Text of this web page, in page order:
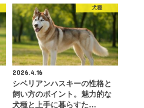
犬種
2026.4.16
シベリアンハスキーの性格と
飼い方のポイント。魅力的な
犬種と上手に暮らすた…